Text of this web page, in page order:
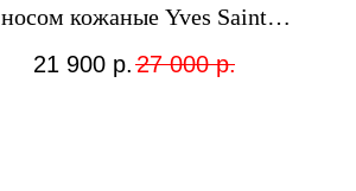
носом кожаные Yves Saint
21 900 р. 27 000 р.